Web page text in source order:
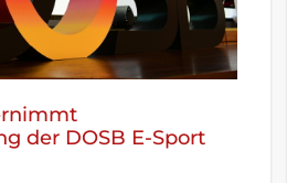
der DOSB E-Sport